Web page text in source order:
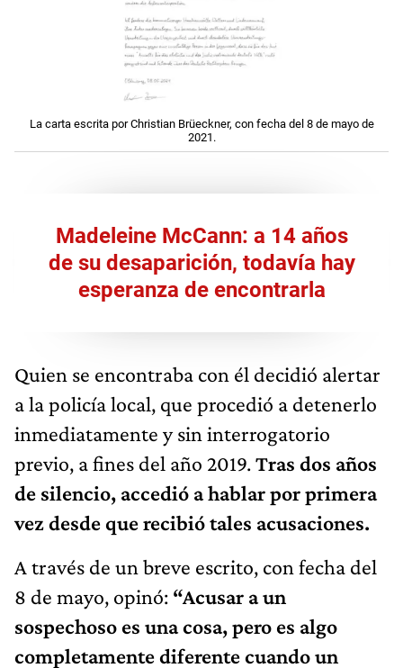
La carta escrita por Christian Brüeckner, con fecha del 8 de mayo de
2021.
Madeleine McCann: a 14 años
de su desaparición, todavía hay
esperanza de encontrarla
Quien se encontraba con él decidió alertar
a la policía local, que procedió a detenerlo
inmediatamente y sin interrogatorio
previo, a fines del año 2019.Tras dos años
de silencio, accedió a hablar por primera
vez desde que recibió tales acusaciones.
A través de un breve escrito, con fecha del
8 de mayo, opinó: “Acusar a un
sospechoso es una cosa, pero es algo
completamente diferente cuando un